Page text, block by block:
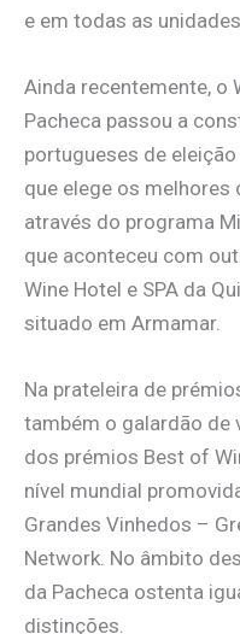
e em todas as
Ainda recentemente, o
Pacheca passou a
portugueses de
que elege os
através do programa
que aconteceu com
Wine Hotel e SPA da
situado em Armamar.
Na prateleira de
também o galardão de
dos prémios Best of
nível mundial
Grandes Vinhedos –
Network. No âmbito
da Pacheca ostenta
distinções.